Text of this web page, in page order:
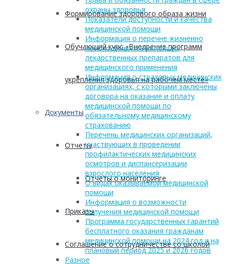
Формирование здорового образа жизни
Обучающий курс «Внедрение программ
укрепления здоровья на рабочем месте»
Документы
Отчеты
Отчеты о мониторинге
Приказы
Соглашение о сотрудничестве со школой
охраны здоровья
Показатели доступности и качества
медицинской помощи
Информация о перечне жизненно
необходимых и важнейших
лекарственных препаратов для
медицинского применения
Информация о страховых медицинских
организациях, с которыми заключены
договора на оказание и оплату
медицинской помощи по
обязательному медицинскому
страхованию
Перечень медицинских организаций,
участвующих в проведении
профилактических медицинских
осмотров и диспансеризации
взрослого населения
О видах оказываемой медицинской
помощи
Информация о возможности
получения медицинской помощи
Программа государственных гарантий
бесплатного оказания гражданам
медицинской помощи на 2024 год и на
плановый период 2025 и 2026 годов
Разное